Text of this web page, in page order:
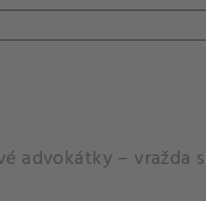
advokátky – vražda s